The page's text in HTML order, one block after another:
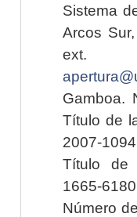
Sistema
Arcos
Gamboa.
Título de
2007-
Título de
1665-
Número